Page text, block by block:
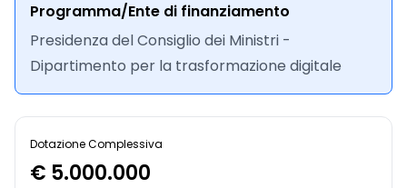
Programma/Ente di finanziamento
Presidenza del Consiglio dei Ministri -
Dipartimento per la trasformazione digitale
Dotazione Complessiva
€ 5.000.000